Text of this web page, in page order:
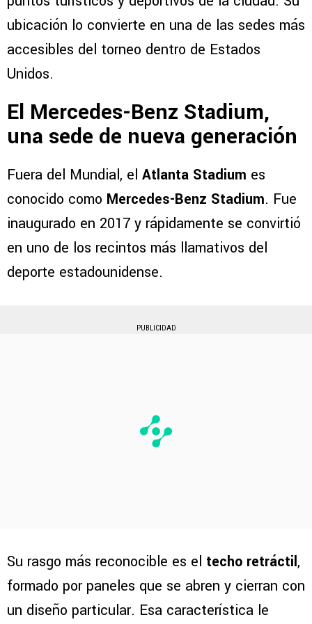
ubicación lo convierte en una de las sedes más
accesibles del torneo dentro de Estados
Unidos.
El Mercedes-Benz Stadium,
una sede de nueva generación
Fuera del Mundial, el Atlanta Stadium es
conocido como Mercedes-Benz Stadium. Fue
inaugurado en 2017 y rápidamente se convirtió
en uno de los recintos más llamativos del
deporte estadounidense.
PUBLICIDAD
Su rasgo más reconocible es el techo retráctil,
formado por paneles que se abren y cierran con
un diseño particular. Esa característica le